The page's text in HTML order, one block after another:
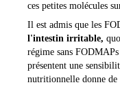
ces petites molécules
Il est admis que les
l'intestin irritable,
régime sans
présentent une
nutritionnelle donne de